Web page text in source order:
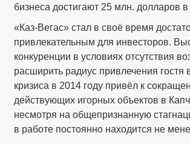
бизнеса достигают 25 млн. долларов в
«Каз-Вегас» стал в своё время
привлекательным для инвесторов.
конкуренции в условиях отсутствия
расширить радиус привлечения гостя
кризиса в 2014 году привёл к
действующих игорных объектов в
несмотря на общепризнанную
в работе постоянно находится не